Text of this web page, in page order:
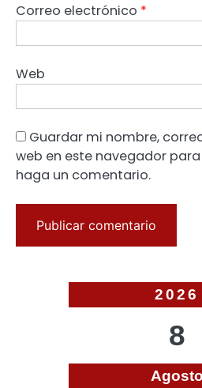
Correo electrónico *
Web
Guardar mi nombre,
web en este navegador
haga un comentario.
2026
8
Agosto